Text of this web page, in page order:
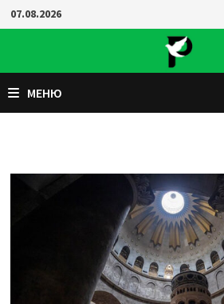
Перейти
к
07.08.2026
МЕНЮ